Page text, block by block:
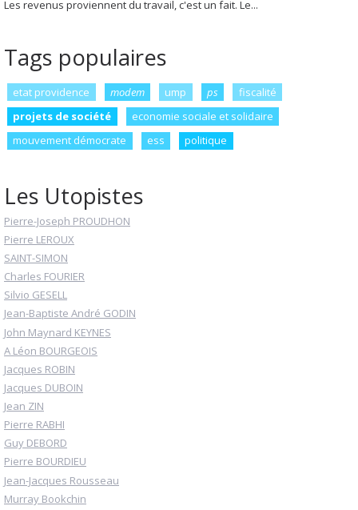
Les revenus proviennent du travail, c'est un fait. Le...
Tags populaires
etat providence modem ump ps
fiscalité
projets de société
economie sociale et solidaire
mouvement démocrate
ess politique
Les Utopistes
Pierre-Joseph PROUDHON
Pierre LEROUX
SAINT-SIMON
Charles FOURIER
Silvio GESELL
Jean-Baptiste André GODIN
John Maynard KEYNES
A Léon BOURGEOIS
Jacques ROBIN
Jacques DUBOIN
Jean ZIN
Pierre RABHI
Guy DEBORD
Pierre BOURDIEU
Jean-Jacques Rousseau
Murray Bookchin